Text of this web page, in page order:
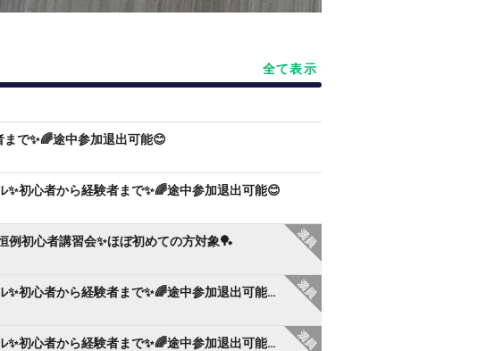
全て表示
で✨🌈途中参加退出可能😊
✨初心者から経験者まで✨🌈途中参加退出可能😊
例初心者講習会✨ほぼ初めての方対象🏓
大阪で楽しくピックルボール✨初心者から経験者まで✨🌈途中参加退出可能😊
大阪で楽しくピックルボール✨初心者から経験者まで✨🌈途中参加退出可能😊